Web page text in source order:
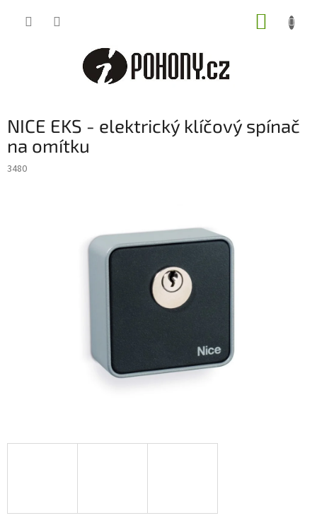
NICE EKS - elektrický klíčový spínač
na omítku
3480